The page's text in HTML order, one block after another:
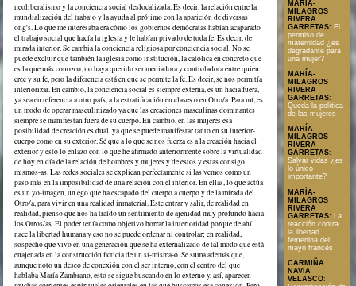
neoliberalismo y la conciencia social deslocalizada. Es decir, la relación entre la
mundialización del trabajo y la ayuda al prójimo con la aparición de diversas
ong's. Lo que me interesaba era cómo los gobiernos demócratas habían acaparado
el trabajo social que hacía la iglesia y le habían privado de toda fe. Es decir, de
mirada interior. Se cambia la conciencia religiosa por conciencia social. No se
puede excluir que también la iglesia como institución, la católica en concreto que
es la que más conozco, no haya querido ser mediadora y controladora entre quien
cree y su fe, pero la diferencia está en que se permite la fe. Es decir, se nos permitía
interiorizar. En cambio, la conciencia social es siempre externa, es un hacia fuera,
ya sea en referencia a otro país, a la estratificación en clases o en Otro/a. Para mí, es
un modo de operar masculinizado ya que las creaciones masculinas dominantes
siempre se manifiestan fuera de su cuerpo. En cambio, en las mujeres esa
posibilidad de creación es dual, ya que se puede manifestar tanto en su interior-
cuerpo como en su exterior. Sé que a lo que se nos fuerza es a la creación hacia el
exterior y esto lo enlazo con lo que he afirmado anteriormente sobre la virtualidad
de hoy en día de la relación de hombres y mujeres y de estos y estas consigo
mismos-as. Las redes sociales se explican perfectamente si las vemos como un
paso más en la imposibilidad de una relación con el interior. En ellas, lo que actúa
es un yo-imagen, un ego que ha escapado del cuerpo a cuerpo y de la mirada del
Otro/a, para vivir en una realidad inmaterial. Este entrar y salir, de realidad en
realidad, pienso que nos ha traído un sentimiento de ajenidad muy profundo hacia
los Otros/as. El poder tenía como objetivo borrar la interioridad porque de ahí
nace la libertad humana y eso no se puede ordenar ni controlar; en realidad,
sospecho que vivo en una generación que se ha externalizado de tal modo que está
enajenada en la construcción ficticia de un sí-misma-o. Se suma además que,
aunque noto un deseo de conexión con el ser interno, con el centro del que
hablaba María Zambrano, esto se sigue buscando en lo externo y, así, aparecen
MARÍA-
MILAGROS
RIVERA
GARRETAS: El
permiso de
maternidad ¿es
degradante para
una mujer?
MARÍA-
MILAGROS
RIVERA
GARRETAS:
Queda la política
de las mujeres
MARÍA-
MILAGROS
RIVERA
GARRETAS:
Salvar vidas ¿es
lo único
importante?
MARÍA-
MILAGROS
RIVERA
GARRETAS:
La
reacción contra
la libertad
femenina del
mayo francés
CARMIÑA
NAVIA
VELASCO: